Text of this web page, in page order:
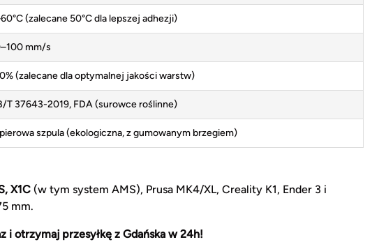
(zalecane 50°C dla lepszej adhezji)
mm/s
(zalecane dla optymalnej jakości warstw)
T 37643-2019, FDA (surowce roślinne)
szpula (ekologiczna, z gumowanym brzegiem)
X1C (w tym system AMS), Prusa MK4/XL, Creality K1, Ender 3 i
mm.
i otrzymaj przesyłkę z Gdańska w 24h!